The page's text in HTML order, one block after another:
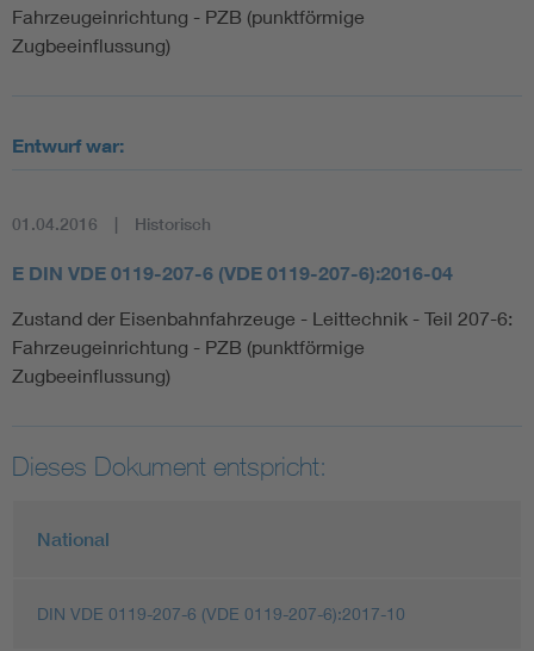
Fahrzeugeinrichtung - PZB (punktförmige
Zugbeeinflussung)
Entwurf war:
01.04.2016 Historisch
E DIN VDE 0119-207-6 (VDE 0119-207-6):2016-04
Zustand der Eisenbahnfahrzeuge - Leittechnik - Teil 207-6:
Fahrzeugeinrichtung - PZB (punktförmige
Zugbeeinflussung)
Dieses Dokument entspricht:
National
DIN VDE 0119-207-6 (VDE 0119-207-6):2017-10